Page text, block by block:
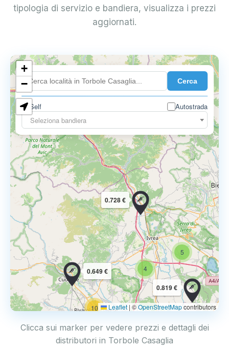
tipologia di servizio e bandiera, visualizza i prezzi
aggiornati.
Cerca
Self
Autostrada
Seleziona bandiera
10
4
5
0.819 €
0.649 €
0.728 €
0.899 €
+
−
Leaflet | ©OpenStreetMapcontributors
Clicca sui marker per vedere prezzi e dettagli dei
distributori in Torbole Casaglia